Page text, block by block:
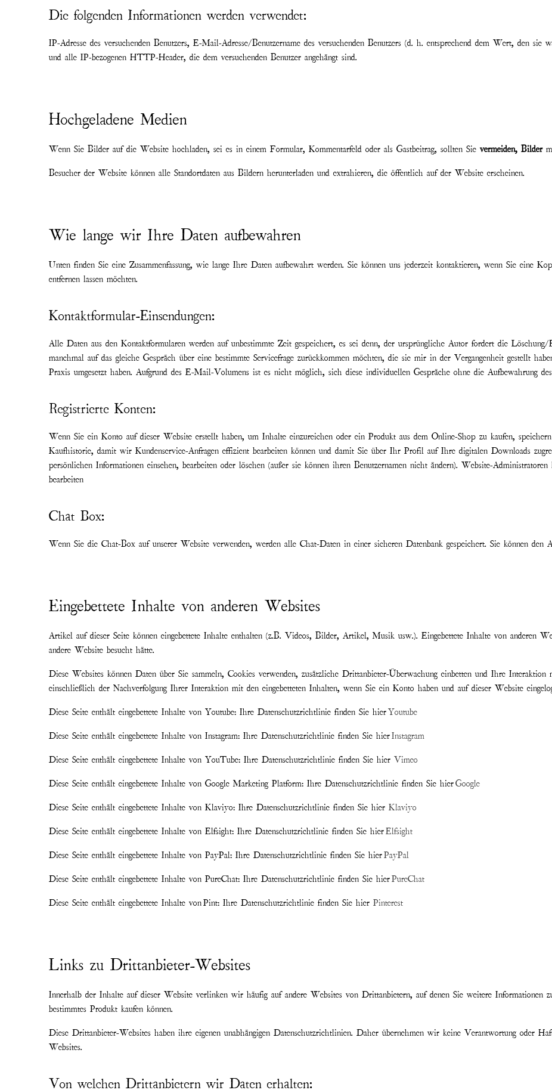
Die folgenden Informationen werden verwendet:
IP-Adresse des versuchenden Benutzers, E-Mail-Adresse/Benutzername des versuchenden Benutzers (d. h. entsprechend dem Wert, den sie
und alle IP-bezogenen HTTP-Header, die dem versuchenden Benutzer angehängt sind.
Hochgeladene Medien
Wenn Sie Bilder auf die Website hochladen, sei es in einem Formular, Kommentarfeld oder als Gastbeitrag, sollten Sie vermeiden, Bilder
Besucher der Website können alle Standortdaten aus Bildern herunterladen und extrahieren, die öffentlich auf der Website erscheinen.
Wie lange wir Ihre Daten aufbewahren
Unten finden Sie eine Zusammenfassung, wie lange Ihre Daten aufbewahrt werden. Sie können uns jederzeit kontaktieren, wenn Sie eine
entfernen lassen möchten.
Kontaktformular-Einsendungen:
Alle Daten aus den Kontaktformularen werden auf unbestimmte Zeit gespeichert, es sei denn, der ursprüngliche Autor fordert die
manchmal auf das gleiche Gespräch über eine bestimmte Servicefrage zurückkommen möchten, die sie mir in der Vergangenheit gestellt
Praxis umgesetzt haben. Aufgrund des E-Mail-Volumens ist es nicht möglich, sich diese individuellen Gespräche ohne die Aufbewahrung
Registrierte Konten:
Wenn Sie ein Konto auf dieser Website erstellt haben, um Inhalte einzureichen oder ein Produkt aus dem Online-Shop zu kaufen,
Kaufhistorie, damit wir Kundenservice-Anfragen effizient bearbeiten können und damit Sie über Ihr Profil auf Ihre digitalen Downloads
persönlichen Informationen einsehen, bearbeiten oder löschen (außer sie können ihren Benutzernamen nicht ändern). Website-
bearbeiten
Chat Box:
Wenn Sie die Chat-Box auf unserer Website verwenden, werden alle Chat-Daten in einer sicheren Datenbank gespeichert. Sie können den
Eingebettete Inhalte von anderen Websites
Artikel auf dieser Seite können eingebettete Inhalte enthalten (z.B. Videos, Bilder, Artikel, Musik usw.). Eingebettete Inhalte von anderen
andere Website besucht hätte.
Diese Websites können Daten über Sie sammeln, Cookies verwenden, zusätzliche Drittanbieter-Überwachung einbetten und Ihre Interaktion
einschließlich der Nachverfolgung Ihrer Interaktion mit den eingebetteten Inhalten, wenn Sie ein Konto haben und auf dieser Website
Diese Seite enthält eingebettete Inhalte von Youtube: Ihre Datenschutzrichtlinie finden Sie hierYoutube
Diese Seite enthält eingebettete Inhalte von Instagram: Ihre Datenschutzrichtlinie finden Sie hierInstagram
Diese Seite enthält eingebettete Inhalte von YouTube: Ihre Datenschutzrichtlinie finden Sie hier Vimeo
Diese Seite enthält eingebettete Inhalte von Google Marketing Platform: Ihre Datenschutzrichtlinie finden Sie hierGoogle
Diese Seite enthält eingebettete Inhalte von Klaviyo: Ihre Datenschutzrichtlinie finden Sie hier Klaviyo
Diese Seite enthält eingebettete Inhalte von Elfsight: Ihre Datenschutzrichtlinie finden Sie hierElfsight
Diese Seite enthält eingebettete Inhalte von PayPal: Ihre Datenschutzrichtlinie finden Sie hierPayPal
Diese Seite enthält eingebettete Inhalte von PureChat: Ihre Datenschutzrichtlinie finden Sie hierPureChat
Diese Seite enthält eingebettete Inhalte von Pint: Ihre Datenschutzrichtlinie finden Sie hier Pinterest
Links zu Drittanbieter-Websites
Innerhalb der Inhalte auf dieser Website verlinken wir häufig auf andere Websites von Drittanbietern, auf denen Sie weitere Informationen
bestimmtes Produkt kaufen können.
Diese Drittanbieter-Websites haben ihre eigenen unabhängigen Datenschutzrichtlinien. Daher übernehmen wir keine Verantwortung oder
Websites.
Von welchen Drittanbietern wir Daten erhalten: